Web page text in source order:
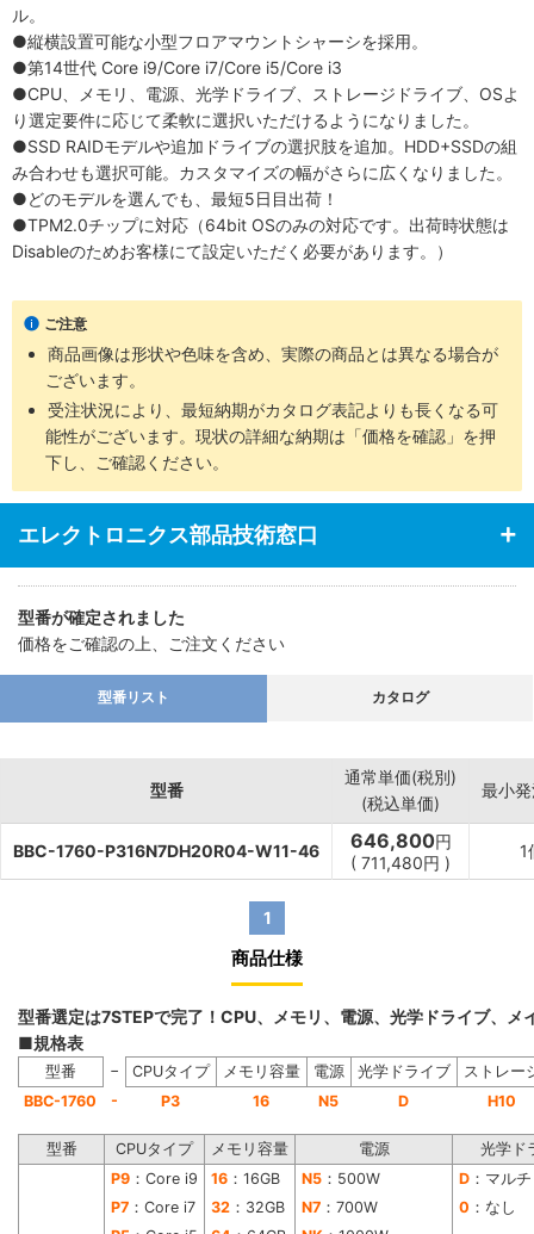
ル。
●縦横設置可能な小型フロアマウントシャーシを採用。
●第14世代 Core i9/Core i7/Core i5/Core i3
●CPU、メモリ、電源、光学ドライブ、ストレージドライブ、OSよ
り選定要件に応じて柔軟に選択いただけるようになりました。
●SSD RAIDモデルや追加ドライブの選択肢を追加。HDD+SSDの組
み合わせも選択可能。カスタマイズの幅がさらに広くなりました。
●どのモデルを選んでも、最短5日目出荷！
●TPM2.0チップに対応（64bit OSのみの対応です。出荷時状態は
Disableのためお客様にて設定いただく必要があります。）
ご注意
商品画像は形状や色味を含め、実際の商品とは異なる場合が
ございます。
受注状況により、最短納期がカタログ表記よりも長くなる可
能性がございます。現状の詳細な納期は「価格を確認」を押
下し、ご確認ください。
エレクトロニクス部品技術窓口
型番が確定されました
価格をご確認の上、ご注文ください
型番リスト カタログ
型番
通常単価(税別)
(税込単価)
最小
BBC-1760-P316N7DH20R04-W11-46 646,800円
( 711,480円 )
1
1
商品仕様
型番選定は7STEPで完了！CPU、メモリ、電源、光学ドライブ、
■規格表
型番 − CPUタイプ メモリ容量 電源 光学ドライブ
ストレー
BBC-1760
- P3 16 N5 D H10
型番 CPUタイプ メモリ容量 電源
光学ド
P9 ：Core i9 16 ：16GB N5 ：500W D ：マル
P7 ：Core i7 32 ：32GB N7 ：700W 0 ：なし